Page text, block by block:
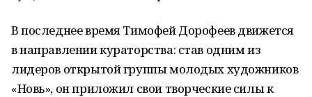
В последнее время Тимофей Дорофеев движется
в направлении кураторства: став одним из
лидеров открытой группы молодых художников
«Новь», он приложил свои творческие силы к